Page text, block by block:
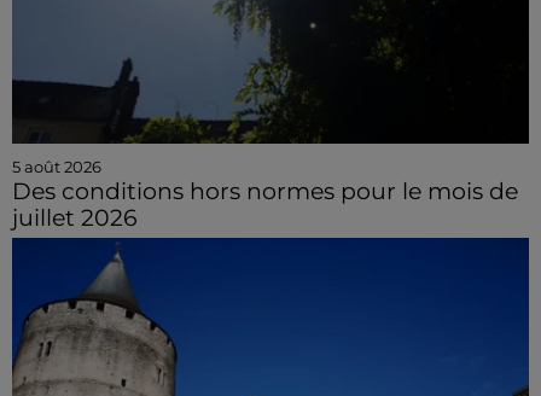
5 août 2026
Des conditions hors normes pour le mois de
juillet 2026